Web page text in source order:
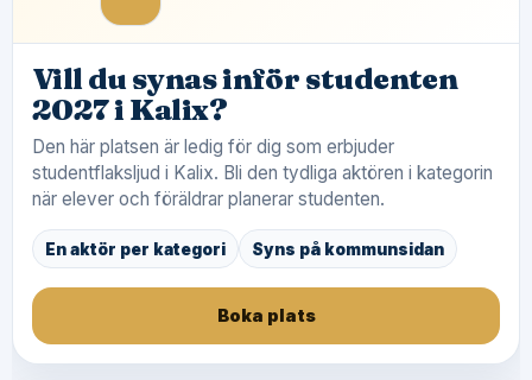
Vill du synas inför studenten
2027 i Kalix?
Den här platsen är ledig för dig som erbjuder
studentflaksljud i Kalix. Bli den tydliga aktören i kategorin
när elever och föräldrar planerar studenten.
En aktör per kategori Syns på kommunsidan
Boka plats